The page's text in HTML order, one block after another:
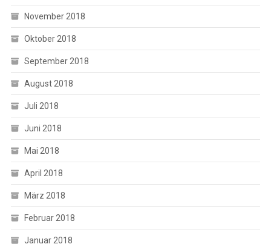
November 2018
Oktober 2018
September 2018
August 2018
Juli 2018
Juni 2018
Mai 2018
April 2018
März 2018
Februar 2018
Januar 2018